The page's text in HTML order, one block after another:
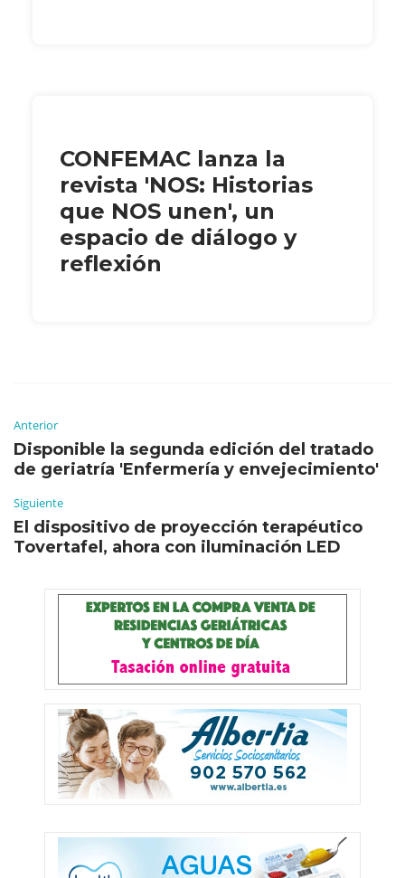
CONFEMAC lanza la
revista 'NOS: Historias
que NOS unen', un
espacio de diálogo y
reflexión
Anterior
Disponible la segunda edición del tratado
de geriatría 'Enfermería y envejecimiento'
Siguiente
El dispositivo de proyección terapéutico
Tovertafel, ahora con iluminación LED